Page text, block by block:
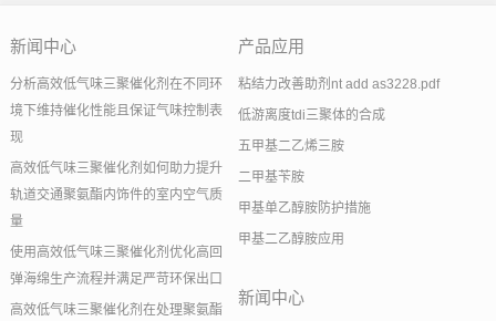
新闻中心
分析高效低气味三聚催化剂在不同环
境下维持催化性能且保证气味控制表
现
高效低气味三聚催化剂如何助力提升
轨道交通聚氨酯内饰件的室内空气质
量
使用高效低气味三聚催化剂优化高回
弹海绵生产流程并满足严苛环保出口
高效低气味三聚催化剂在处理聚氨酯
产品应用
粘结力改善助剂nt add as3228.pdf
低游离度tdi三聚体的合成
五甲基二乙烯三胺
二甲基苄胺
甲基单乙醇胺防护措施
甲基二乙醇胺应用
新闻中心